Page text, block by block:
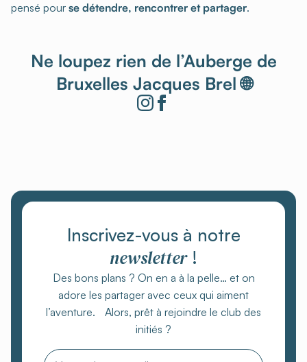
pensé pour se détendre, rencontrer et partager.
Ne loupez rien de l’Auberge de
Bruxelles Jacques Brel 🌐
Inscrivez-vous à notre
newsletter!
Des bons plans ? On en a à la pelle… et on
adore les partager avec ceux qui aiment
l’aventure. Alors, prêt à rejoindre le club des
initiés ?
Email